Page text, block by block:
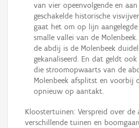
van vier opeenvolgende en
geschakelde historische
gaat het om op lijn
smalle vallei van de
de abdij is de Molenbeek
gekanaliseerd. En dat geldt
die stroomopwaarts van de
Molenbeek afsplitst en voorbij
opnieuw op aantakt.
Kloostertuinen: Verspreid over de
verschillende tuinen en